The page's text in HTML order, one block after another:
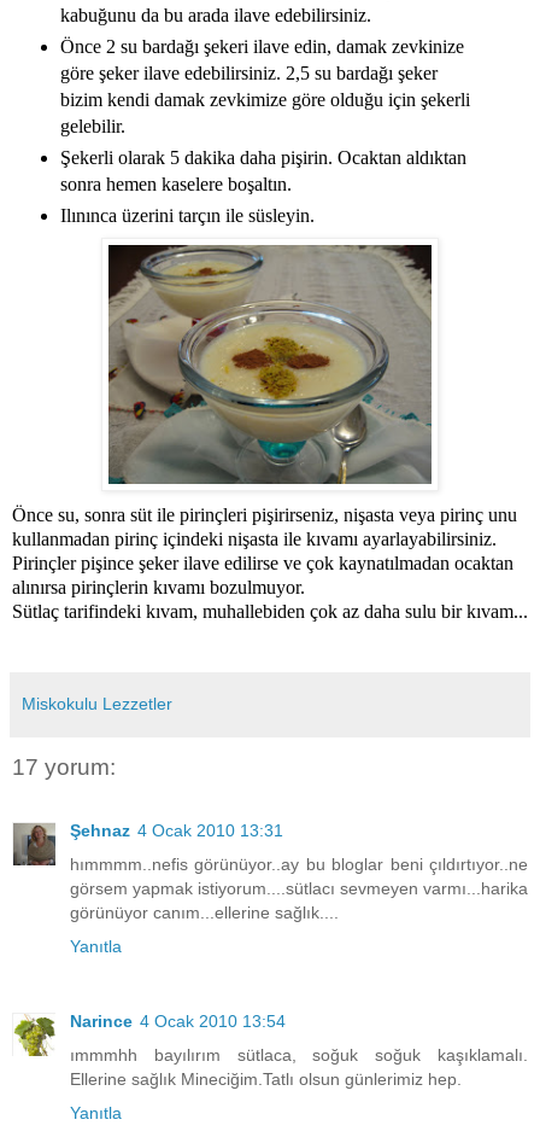
kabuğunu da bu arada ilave edebilirsiniz.
Önce 2 su bardağı şekeri ilave edin, damak zevkinize
göre şeker ilave edebilirsiniz. 2,5 su bardağı şeker
bizim kendi damak zevkimize göre olduğu için şekerli
gelebilir.
Şekerli olarak 5 dakika daha pişirin. Ocaktan aldıktan
sonra hemen kaselere boşaltın.
Ilınınca üzerini tarçın ile süsleyin.
Önce su, sonra süt ile pirinçleri pişirirseniz, nişasta veya pirinç unu
kullanmadan pirinç içindeki nişasta ile kıvamı ayarlayabilirsiniz.
Pirinçler pişince şeker ilave edilirse ve çok kaynatılmadan ocaktan
alınırsa pirinçlerin kıvamı bozulmuyor.
Sütlaç tarifindeki kıvam, muhallebiden çok az daha sulu bir kıvam...
Miskokulu Lezzetler
17 yorum:
Şehnaz 4 Ocak 2010 13:31
hımmmm..nefis görünüyor..ay bu bloglar beni çıldırtıyor..ne
görsem yapmak istiyorum....sütlacı sevmeyen varmı...harika
görünüyor canım...ellerine sağlık....
Yanıtla
Narince 4 Ocak 2010 13:54
ımmmhh bayılırım sütlaca, soğuk soğuk kaşıklamalı.
Ellerine sağlık Mineciğim.Tatlı olsun günlerimiz hep.
Yanıtla